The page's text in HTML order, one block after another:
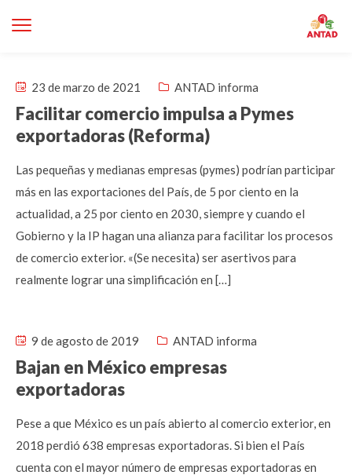
23 de marzo de 2021 ANTAD informa
Facilitar comercio impulsa a Pymes
exportadoras (Reforma)
Las pequeñas y medianas empresas (pymes) podrían participar
más en las exportaciones del País, de 5 por ciento en la
actualidad, a 25 por ciento en 2030, siempre y cuando el
Gobierno y la IP hagan una alianza para facilitar los procesos
de comercio exterior. «(Se necesita) ser asertivos para
realmente lograr una simplificación en […]
9 de agosto de 2019 ANTAD informa
Bajan en México empresas
exportadoras
Pese a que México es un país abierto al comercio exterior, en
2018 perdió 638 empresas exportadoras. Si bien el País
cuenta con el mayor número de empresas exportadoras en